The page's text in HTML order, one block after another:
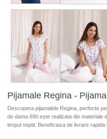
Pijamale Regina -
Descopera pijamalele Regina, perfecte
de dama 690 este realizata din materiale
timpul noptii. Beneficiaza de livrare